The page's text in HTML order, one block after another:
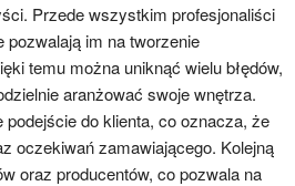
Przede wszystkim profesjonaliści
im na tworzenie
temu można uniknąć wielu błędów,
aranżować swoje wnętrza.
do klienta, co oznacza, że
oczekiwań zamawiającego. Kolejną
oraz producentów, co pozwala na